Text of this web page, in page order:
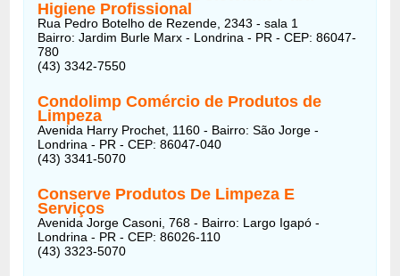
Higiene Profissional
Rua Pedro Botelho de Rezende, 2343 - sala 1
Bairro: Jardim Burle Marx - Londrina - PR - CEP: 86047-
780
(43) 3342-7550
Condolimp Comércio de Produtos de
Limpeza
Avenida Harry Prochet, 1160 - Bairro: São Jorge -
Londrina - PR - CEP: 86047-040
(43) 3341-5070
Conserve Produtos De Limpeza E
Serviços
Avenida Jorge Casoni, 768 - Bairro: Largo Igapó -
Londrina - PR - CEP: 86026-110
(43) 3323-5070